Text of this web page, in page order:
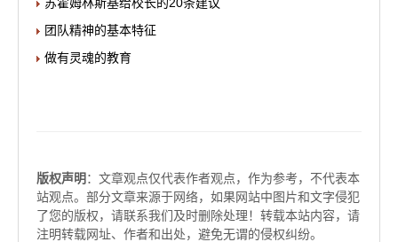
团队精神的基本特征
做有灵魂的教育
版权声明 ：文章观点仅代表作者观点，作为参考，不代表本
站观点。部分文章来源于网络，如果网站中图片和文字侵犯
了您的版权，请联系我们及时删除处理！转载本站内容，请
注明转载网址、作者和出处，避免无谓的侵权纠纷。